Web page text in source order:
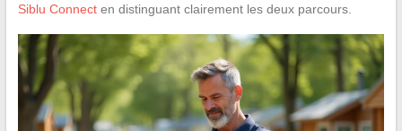
Siblu Connecten distinguant clairement les deux parcours.